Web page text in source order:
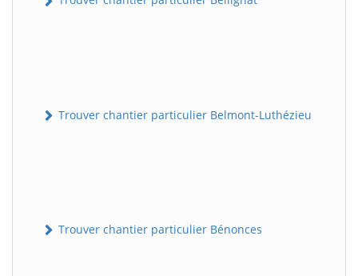
Trouver chantier particulier Belmont-Luthézieu
Trouver chantier particulier Bénonces